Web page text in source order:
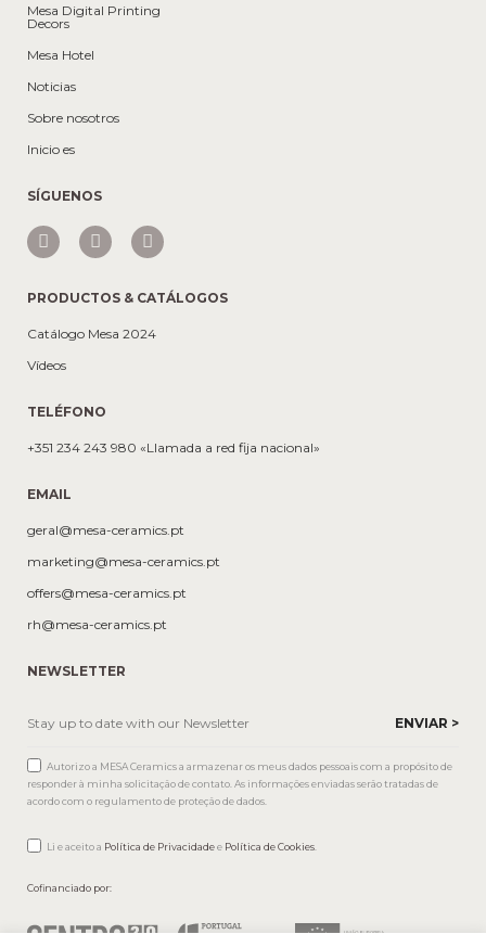
Mesa Digital Printing
Decors
Mesa Hotel
Noticias
Sobre nosotros
Inicio es
SÍGUENOS
PRODUCTOS & CATÁLOGOS
Catálogo Mesa 2024
Vídeos
TELÉFONO
+351 234 243 980 «Llamada a red fija nacional»
EMAIL
geral@mesa-ceramics.pt
marketing@mesa-ceramics.pt
offers@mesa-ceramics.pt
rh@mesa-ceramics.pt
NEWSLETTER
Autorizo a MESA Ceramics a armazenar os meus dados pessoais com a propósito de
responder à minha solicitação de contato. As informações enviadas serão tratadas de
acordo com o regulamento de proteção de dados.
Li e aceito a Política de Privacidadee Política de Cookies
Cofinanciado por: